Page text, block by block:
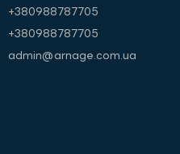
+380988787705
+380988787705
admin@arnage.com.ua